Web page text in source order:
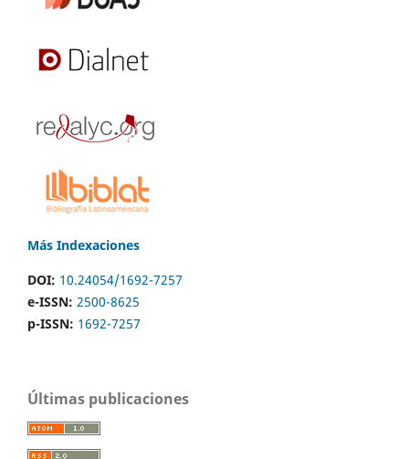
Más Indexaciones
DOI: 10.24054/1692-7257
e-ISSN: 2500-8625
p-ISSN: 1692-7257
Últimas publicaciones